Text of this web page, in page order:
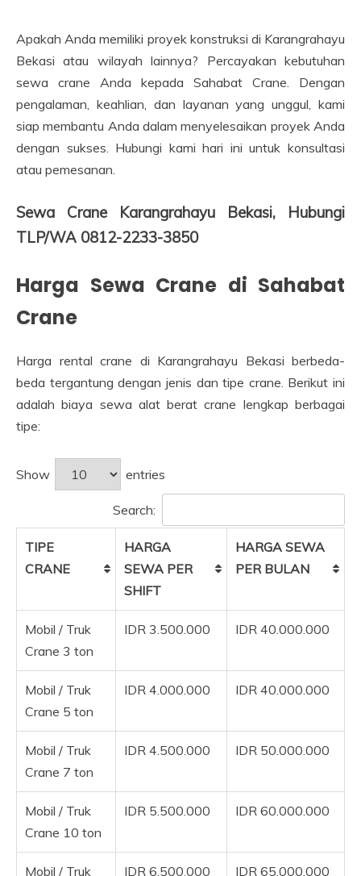
Apakah Anda memiliki proyek konstruksi di Karangrahayu
Bekasi atau wilayah lainnya? Percayakan kebutuhan
sewa crane Anda kepada Sahabat Crane. Dengan
pengalaman, keahlian, dan layanan yang unggul, kami
siap membantu Anda dalam menyelesaikan proyek Anda
dengan sukses. Hubungi kami hari ini untuk konsultasi
atau pemesanan.
Sewa Crane Karangrahayu Bekasi, Hubungi
TLP/WA 0812-2233-3850
Harga Sewa Crane di Sahabat
Crane
Harga rental crane di Karangrahayu Bekasi berbeda-
beda tergantung dengan jenis dan tipe crane. Berikut ini
adalah biaya sewa alat berat crane lengkap berbagai
tipe:
Show entries
Search:
TIPE
CRANE
HARGA
SEWA PER
SHIFT
HARGA SEWA
PER BULAN
Mobil / Truk
Crane 3 ton
IDR 3.500.000 IDR 40.000.000
Mobil / Truk
Crane 5 ton
IDR 4.000.000 IDR 40.000.000
Mobil / Truk
Crane 7 ton
IDR 4.500.000 IDR 50.000.000
Mobil / Truk
Crane 10 ton
IDR 5.500.000 IDR 60.000.000
Mobil / Truk
IDR 6.500.000 IDR 65.000.000